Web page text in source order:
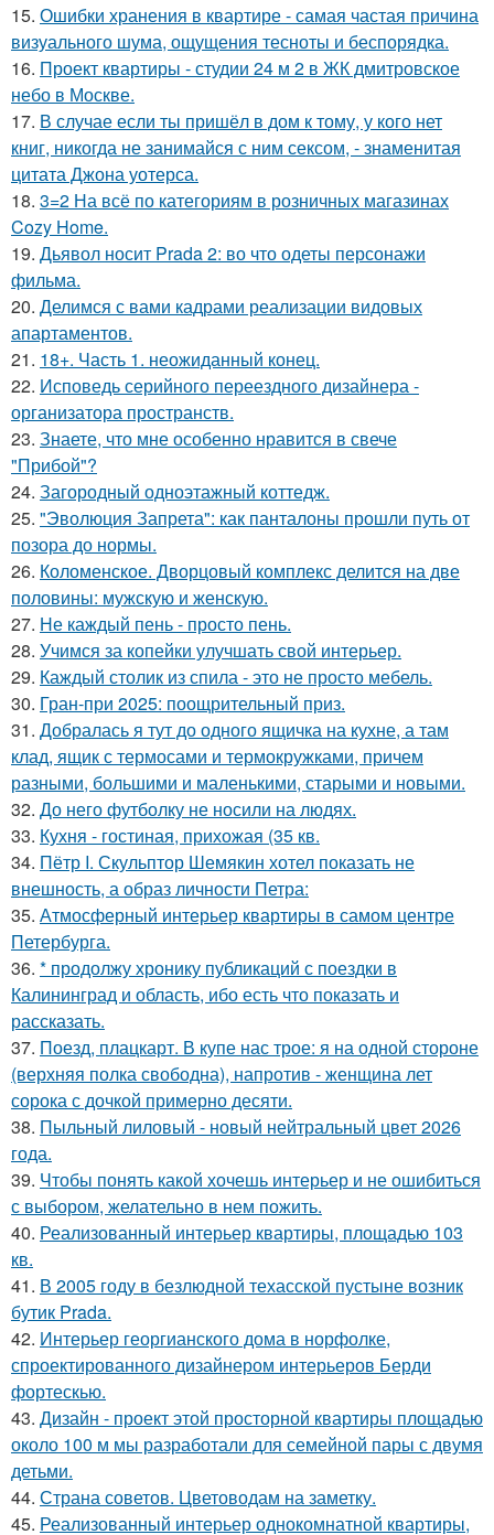
15. Ошибки хранения в квартире - самая частая причина
визуального шума, ощущения тесноты и беспорядка.
16. Проект квартиры - студии 24 м 2 в ЖК дмитровское
небо в Москве.
17. В случае если ты пришёл в дом к тому, у кого нет
книг, никогда не занимайся с ним сексом, - знаменитая
цитата Джона уотерса.
18. 3=2 На всё по категориям в розничных магазинах
Cozy Home.
19. Дьявол носит Prada 2: во что одеты персонажи
фильма.
20. Делимся с вами кадрами реализации видовых
апартаментов.
21. 18+. Часть 1. неожиданный конец.
22. Исповедь серийного переездного дизайнера -
организатора пространств.
23. Знаете, что мне особенно нравится в свече
"Прибой"?
24. Загородный одноэтажный коттедж.
25. "Эволюция Запрета": как панталоны прошли путь от
позора до нормы.
26. Коломенское. Дворцовый комплекс делится на две
половины: мужскую и женскую.
27. Не каждый пень - просто пень.
28. Учимся за копейки улучшать свой интерьер.
29. Каждый столик из спила - это не просто мебель.
30. Гран-при 2025: поощрительный приз.
31. Добралась я тут до одного ящичка на кухне, а там
клад, ящик с термосами и термокружками, причем
разными, большими и маленькими, старыми и новыми.
32. До него футболку не носили на людях.
33. Кухня - гостиная, прихожая (35 кв.
34. Пётр I. Скульптор Шемякин хотел показать не
внешность, а образ личности Петра:
35. Атмосферный интерьер квартиры в самом центре
Петербурга.
36. * продолжу хронику публикаций с поездки в
Калининград и область, ибо есть что показать и
рассказать.
37. Поезд, плацкарт. В купе нас трое: я на одной стороне
(верхняя полка свободна), напротив - женщина лет
сорока с дочкой примерно десяти.
38. Пыльный лиловый - новый нейтральный цвет 2026
года.
39. Чтобы понять какой хочешь интерьер и не ошибиться
с выбором, желательно в нем пожить.
40. Реализованный интерьер квартиры, площадью 103
кв.
41. В 2005 году в безлюдной техасской пустыне возник
бутик Prada.
42. Интерьер георгианского дома в норфолке,
спроектированного дизайнером интерьеров Берди
фортескью.
43. Дизайн - проект этой просторной квартиры площадью
около 100 м мы разработали для семейной пары с двумя
детьми.
44. Страна советов. Цветоводам на заметку.
45. Реализованный интерьер однокомнатной квартиры,